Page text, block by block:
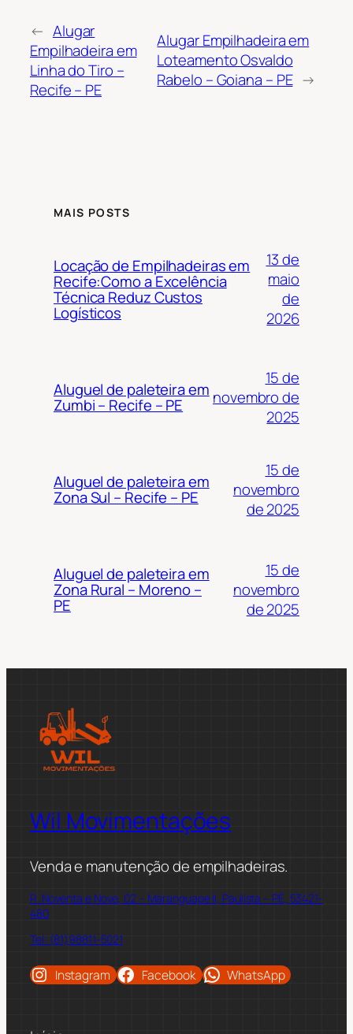
← Alugar
Empilhadeira em
Linha do Tiro –
Recife – PE
Alugar Empilhadeira em
Loteamento Osvaldo
Rabelo – Goiana – PE →
MAIS POSTS
Locação de Empilhadeiras em
Recife:Como a Excelência
Técnica Reduz Custos
Logísticos
13 de
maio
de
2026
Aluguel de paleteira em
Zumbi – Recife – PE
15 de
novembro de
2025
Aluguel de paleteira em
Zona Sul – Recife – PE
15 de
novembro
de 2025
Aluguel de paleteira em
Zona Rural – Moreno –
PE
15 de
novembro
de 2025
Wil Movimentações
Venda e manutenção de empilhadeiras.
R. Noventa e Nove, 02 – Maranguape II, Paulista – PE, 53421-
480
Tel: (81)98811-5021
Instagram Facebook WhatsApp